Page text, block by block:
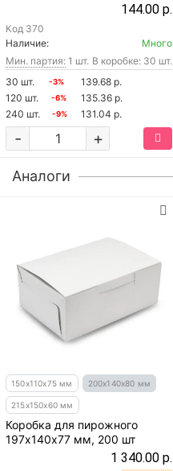
144.00 р.
Код 370
Наличие:
Много
Мин. партия: 1 шт. В коробке: 30 шт.
30 шт.
-3%
139.68 р.
120 шт.
-6%
135.36 р.
240 шт.
-9% 131.04 р.
+
-
Аналоги
150х110х75 мм 200х140х80 мм
215х150х60 мм
Коробка для пирожного
197х140х77 мм, 200 шт
1 340.00 р.